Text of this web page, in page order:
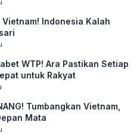
Indonesia Kalah
WTP! Ara Pastikan Setiap
untuk Rakyat
Tumbangkan Vietnam,
Mata